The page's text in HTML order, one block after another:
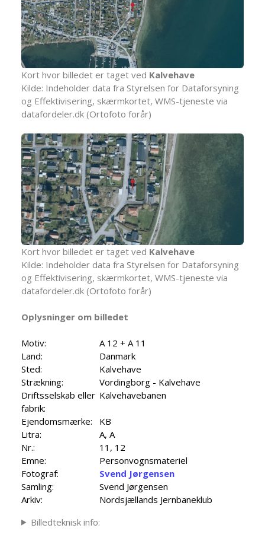
Kort hvor billedet er taget ved Kalvehave
Kilde: Indeholder data fra Styrelsen for Dataforsyning
og Effektivisering, skærmkortet, WMS-tjeneste via
datafordeler.dk (Ortofoto forår)
Kort hvor billedet er taget ved Kalvehave
Kilde: Indeholder data fra Styrelsen for Dataforsyning
og Effektivisering, skærmkortet, WMS-tjeneste via
datafordeler.dk (Ortofoto forår)
Oplysninger om billedet
Motiv:
A 12 + A 11
Land:
Danmark
Sted:
Kalvehave
Strækning:
Vordingborg - Kalvehave
Driftsselskab eller
fabrik:
Kalvehavebanen
Ejendomsmærke:
KB
Litra:
A, A
Nr.:
11, 12
Emne:
Personvognsmateriel
Fotograf:
Svend Jørgensen
Samling:
Svend Jørgensen
Arkiv:
Nordsjællands Jernbaneklub
Billedteknisk info: